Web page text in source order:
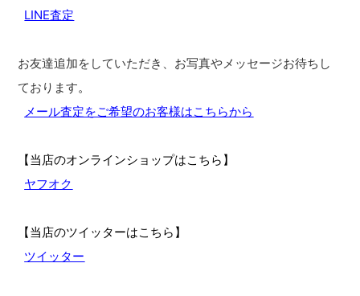
LINE査定
お友達追加をしていただき、お写真やメッセージお待ちし
ております。
メール査定をご希望のお客様はこちらから
【当店のオンラインショップはこちら】
ヤフオク
【当店のツイッターはこちら】
ツイッター